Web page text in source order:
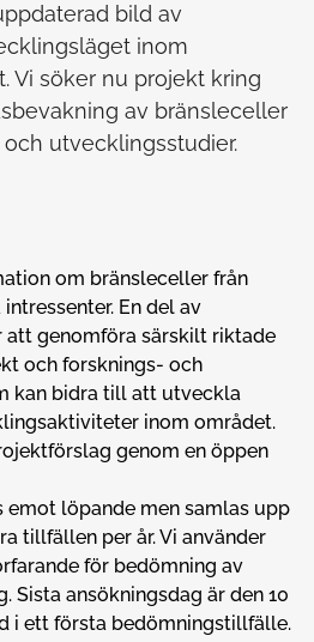
bild av
inom
Vi söker nu projekt kring
av bränsleceller
utvecklingsstudier.
om bränsleceller från
En del av
genomföra särskilt riktade
och forsknings- och
kan bidra till att utveckla
inom området.
genom en öppen
emot löpande men samlas upp
tillfällen per år. Vi använder
för bedömning av
Sista ansökningsdag är den 10
i ett första bedömningstillfälle.